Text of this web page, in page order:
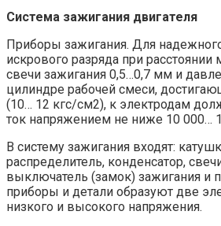
Cистема зажигания двигателя
Приборы зажигания. Для
искрового разряда при
свечи зажигания 0,5…0,7 мм и
цилиндре рабочей смеси,
(10… 12 кгс/см2), к электродам
ток напряжением не ниже 10 000…
В систему зажигания входят:
распределитель, конденсатор,
выключатель (замок) зажигания и
приборы и детали образуют две
низкого и высокого напряжения.